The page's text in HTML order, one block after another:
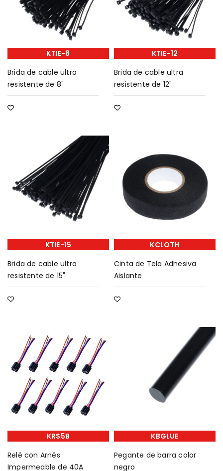
KTIE-8
Brida de cable ultra
resistente de 8"
KTIE-12
Brida de cable ultra
resistente de 12"
KTIE-15
Brida de cable ultra
resistente de 15"
KCLOTH
Cinta de Tela Adhesiva
Aislante
KRS5B
Relé con Arnés
Impermeable de 40A
KBGLUE
Pegante de barra color
negro